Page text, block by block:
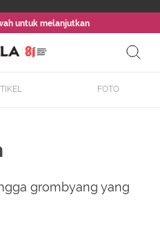
untuk melanjutkan
FOTO
grombyang yang